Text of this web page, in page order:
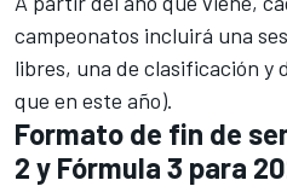
campeonatos incluirá una
libres, una de clasificación y
que en este año).
Formato de fin de
2 y Fórmula 3 para